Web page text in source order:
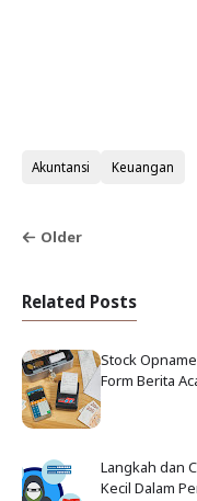
Akuntansi Keuangan
Older
Related Posts
Stock
Form Berita
Langkah dan
Kecil Dalam